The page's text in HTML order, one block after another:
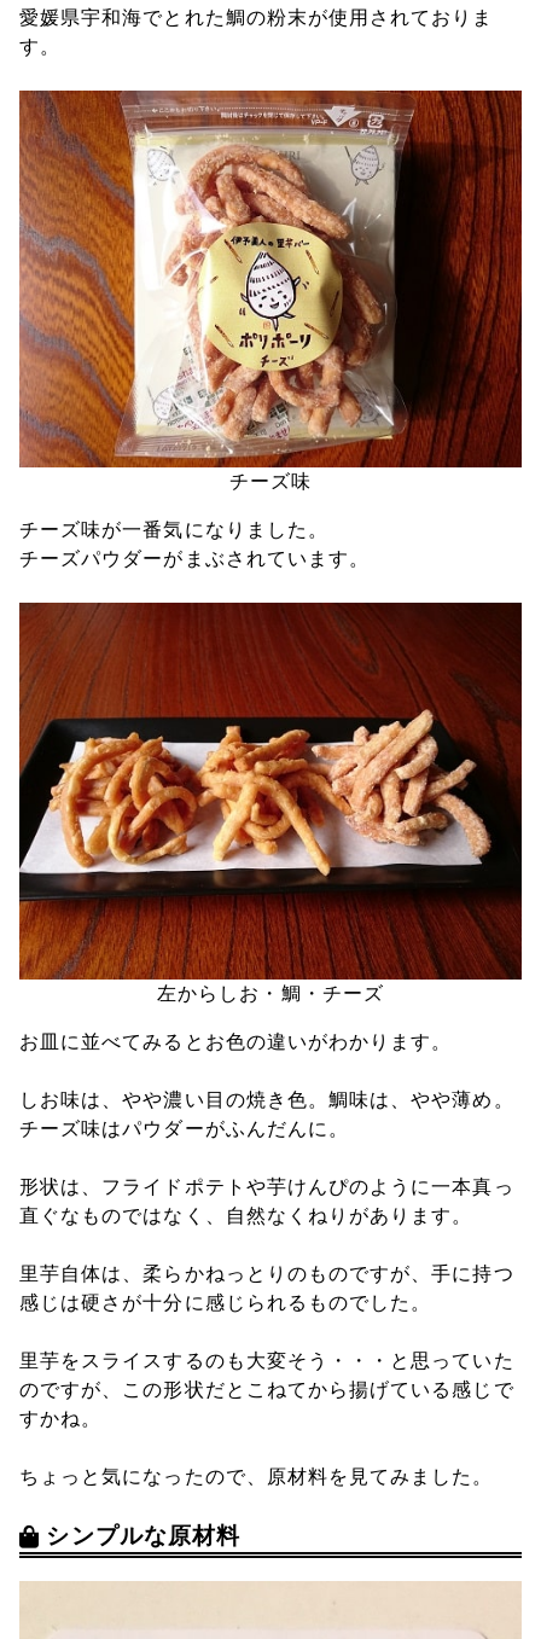
愛媛県宇和海でとれた鯛の粉末が使用されておりま
す。
チーズ味
チーズ味が一番気になりました。
チーズパウダーがまぶされています。
左からしお・鯛・チーズ
お皿に並べてみるとお色の違いがわかります。
しお味は、やや濃い目の焼き色。鯛味は、やや薄め。
チーズ味はパウダーがふんだんに。
形状は、フライドポテトや芋けんぴのように一本真っ
直ぐなものではなく、自然なくねりがあります。
里芋自体は、柔らかねっとりのものですが、手に持つ
感じは硬さが十分に感じられるものでした。
里芋をスライスするのも大変そう・・・と思っていた
のですが、この形状だとこねてから揚げている感じで
すかね。
ちょっと気になったので、原材料を見てみました。
シンプルな原材料